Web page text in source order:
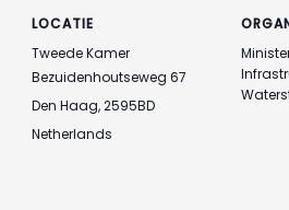
LOCATIE
Tweede Kamer
Bezuidenhoutseweg 67
Den Haag,2595BD
Netherlands